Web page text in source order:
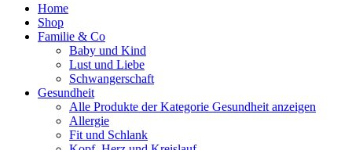
Home
Shop
Familie & Co
Baby und Kind
Lust und Liebe
Schwangerschaft
Gesundheit
Alle Produkte der Kategorie Gesundheit anzeigen
Allergie
Fit und Schlank